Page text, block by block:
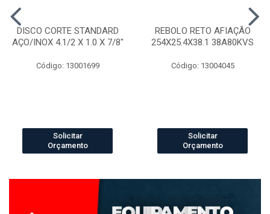
DISCO CORTE STANDARD
AÇO/INOX 4.1/2 X 1.0 X 7/8"
Código: 13001699
Solicitar
Orçamento
REBOLO RETO AFIAÇÃO
254X25.4X38.1 38A80KVS
Código: 13004045
Solicitar
Orçamento